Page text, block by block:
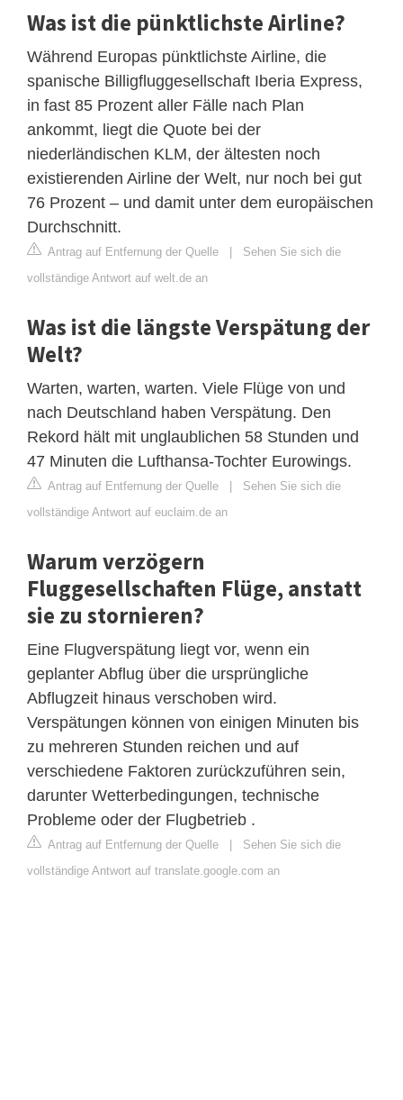
Was ist die pünktlichste Airline?
Während Europas pünktlichste Airline, die
spanische Billigfluggesellschaft Iberia Express,
in fast 85 Prozent aller Fälle nach Plan
ankommt, liegt die Quote bei der
niederländischen KLM, der ältesten noch
existierenden Airline der Welt, nur noch bei gut
76 Prozent – und damit unter dem europäischen
Durchschnitt.
Antrag auf Entfernung der Quelle | Sehen Sie sich die
vollständige Antwort auf welt.de an
Was ist die längste Verspätung der
Welt?
Warten, warten, warten. Viele Flüge von und
nach Deutschland haben Verspätung. Den
Rekord hält mit unglaublichen 58 Stunden und
47 Minuten die Lufthansa-Tochter Eurowings.
Antrag auf Entfernung der Quelle | Sehen Sie sich die
vollständige Antwort auf euclaim.de an
Warum verzögern
Fluggesellschaften Flüge, anstatt
sie zu stornieren?
Eine Flugverspätung liegt vor, wenn ein
geplanter Abflug über die ursprüngliche
Abflugzeit hinaus verschoben wird.
Verspätungen können von einigen Minuten bis
zu mehreren Stunden reichen und auf
verschiedene Faktoren zurückzuführen sein,
darunter Wetterbedingungen, technische
Probleme oder der Flugbetrieb .
Antrag auf Entfernung der Quelle | Sehen Sie sich die
vollständige Antwort auf translate.google.com an